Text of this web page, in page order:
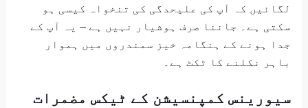
لگائیں کہ آپ کی علیحدگی کی تنخواہ کیسی ہو
سکتی ہے۔ جاننا صرف ہوشیار نہیں ہے – یہ آپ کے
جدا ہونے کے ہنگامہ خیز سمندروں میں ہموار
باہر نکلنے کا ٹکٹ ہے۔
سیورینس کمپنسیشن کے ٹیکس مضمرات